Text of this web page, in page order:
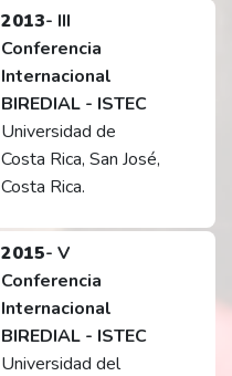
2013- III
Conferencia
Internacional
BIREDIAL - ISTEC
Universidad de
Costa Rica, San José,
Costa Rica.
2015- V
Conferencia
Internacional
BIREDIAL - ISTEC
Universidad del